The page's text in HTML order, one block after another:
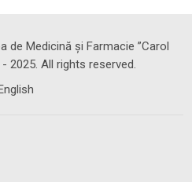
de Medicină și Farmacie ”Carol
2025. All rights reserved.